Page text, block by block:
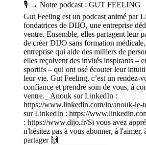
🎙️ → Notre podcast : GUT FEELING
Gut Feeling est un podcast animé par
fondatrices de DIJO, une entreprise
ventre. Ensemble, elles partagent leur
de créer DIJO sans formation
entreprise qui aide des milliers de
elles reçoivent des invités inspirants –
sportifs – qui ont osé écouter leur
leur vie. Gut Feeling, c’est un rendez-
confiance et prendre soin de vous, à
ventre._ Anouk sur LinkedIn :
https://www.linkedin.com/in/anouk-le-
sur LinkedIn : https://
: https://www.dijo.fr/Si vous avez
n'hésitez pas à vous abonner, à l'aimer,
partager 🙌